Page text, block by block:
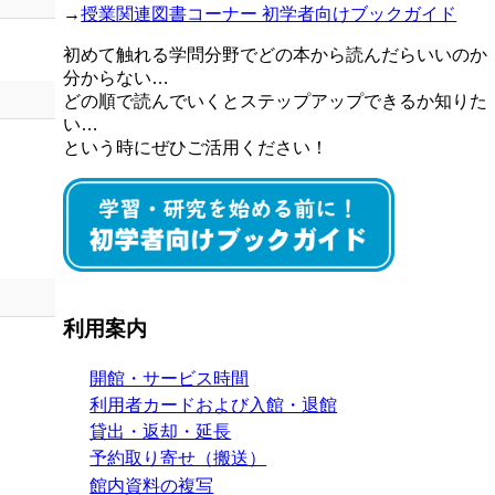
→授業関連図書コーナー 初学者向けブックガイド
初めて触れる学問分野でどの本から読んだらいいのか
分からない…
どの順で読んでいくとステップアップできるか知りた
い…
という時にぜひご活用ください！
利用案内
開館・サービス時間
利用者カードおよび入館・退館
貸出・返却・延長
予約取り寄せ（搬送）
館内資料の複写